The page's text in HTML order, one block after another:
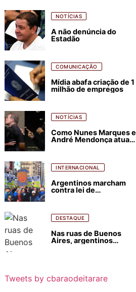
NOTÍCIAS
A não denúncia do
Estadão
COMUNICAÇÃO
Mídia abafa criação de 1
milhão de empregos
NOTÍCIAS
Como Nunes Marques e
André Mendonça atuam
INTERNACIONAL
Argentinos marcham
contra lei de
florestais
DESTAQUE
Nas ruas de Buenos
Aires, argentinos
Tweets by cbaraodeitarare